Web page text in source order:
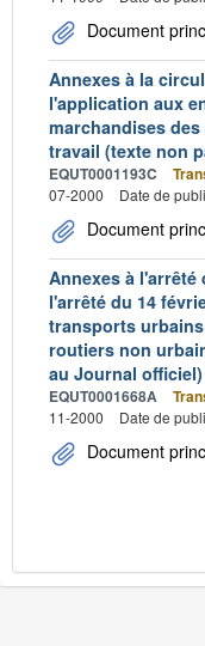
Document
Annexes à la
l'application aux
marchandises
travail (texte non
EQUT0001193C
07-2000
Date de
Document
Annexes à l'arrêté
l'arrêté du 14
transports
routiers non
au Journal officiel)
EQUT0001668A
11-2000
Date de
Document